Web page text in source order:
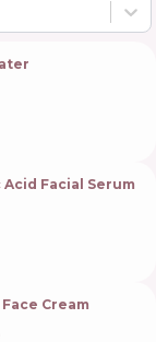
Facial Serum
Cream